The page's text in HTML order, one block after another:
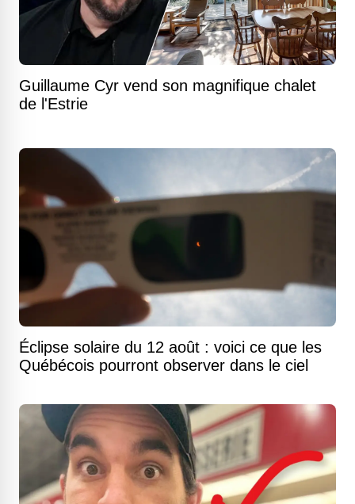
Guillaume Cyr vend son magnifique chalet
de l'Estrie
Éclipse solaire du 12 août : voici ce que les
Québécois pourront observer dans le ciel